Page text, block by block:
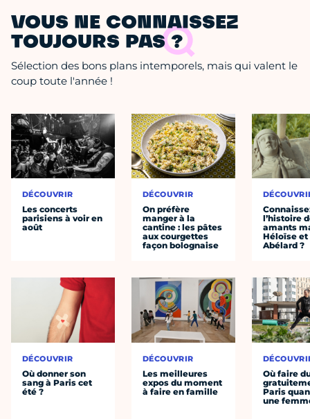
VOUS NE CONNAISSEZ
TOUJOURS PAS ?
Sélection des bons plans intemporels, mais qui valent le
coup toute l'année !
DÉCOUVRIR
Les concerts
parisiens à voir en
août
DÉCOUVRIR
Où donner son
sang à Paris cet
été ?
DÉCOUVRIR
On préfère
manger à la
cantine : les pâtes
aux courgettes
façon bolognaise
DÉCOUVRIR
Les meilleures
expos du moment
à faire en famille
l’histoire
amants
Héloïse et
Abélard ?
Où faire
Paris
une